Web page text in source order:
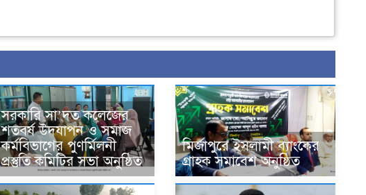
সরকারি সা’দত কলেজের
শতবর্ষ উদযাপন ও সমাজ
কর্মবিভাগের পুণর্মিলনী
প্রস্তুতি কমিটির সভা অনুষ্ঠিত
মির্জাপুরে ইসলামী ব্যাংকের
গ্রাহক সমাবেশ অনুষ্ঠিত